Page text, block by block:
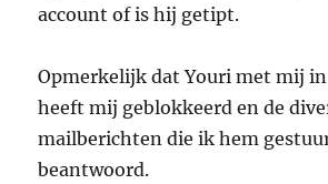
account of is hij getipt.
Opmerkelijk dat Youri met mij
heeft mij geblokkeerd en de
mailberichten die ik hem
beantwoord.